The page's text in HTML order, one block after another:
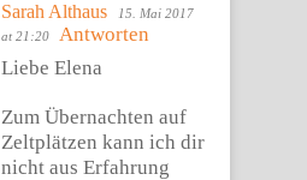
Sarah Althaus
15. Mai 2017
at 21:20
Antworten
Liebe Elena
Zum Übernachten auf
Zeltplätzen kann ich dir
nicht aus Erfahrung